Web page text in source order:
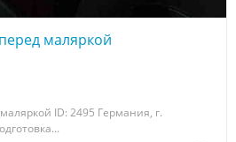
маляркой
ID: 2495 Германия, г.